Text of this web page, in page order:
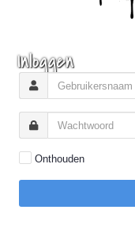
Inloggen
Onthouden